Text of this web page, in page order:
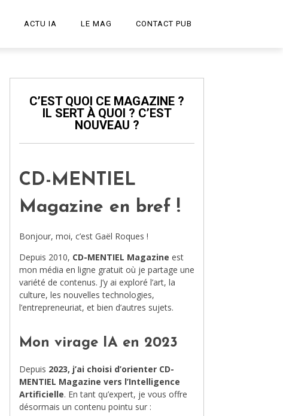
ACTU IA LE MAG
PUBLICITÉ CRÉATIVE
DESIGN
ART ET CULTURE
ARCHITECTURE
MODE
VOYAGE
ÉQUILIBRE ET ÉVOLUTION
LE MIX DU MOIS
CONTACT PUB
C’EST QUOI CE MAGAZINE ?
IL SERT À QUOI ? C’EST
NOUVEAU ?
CD-MENTIEL
Magazine en bref !
Bonjour, moi, c’est Gaël Roques !
Depuis 2010, CD-MENTIEL Magazine est
mon média en ligne gratuit où je partage une
variété de contenus. J’y ai exploré l’art, la
culture, les nouvelles technologies,
l’entrepreneuriat, et bien d’autres sujets.
Mon virage IA en 2023
Depuis 2023, j’ai choisi d’orienter CD-
MENTIEL Magazine vers l’Intelligence
Artificielle. En tant qu’expert, je vous offre
désormais un contenu pointu sur :